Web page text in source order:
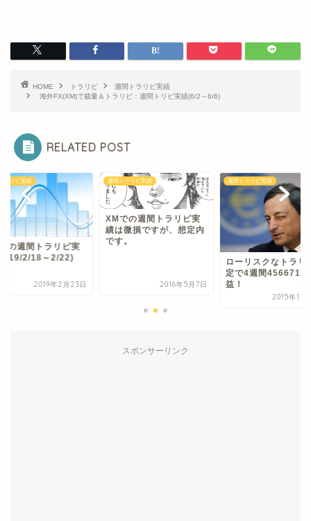
HOME トラリピ
週間トラリピ実績
海外FX(XM)で裁量＆トラリピ：週間トリピ実績(6/2～6/6)
RELATED POST
ラリピ実績
の週間トラリピ実
2/18～2/22)
2019年2月23日
週間トラリピ実績
XMでの週間トラリピ実
績は微損ですが、想定内
です。
2016年5月7日
週間トラリピ実績
ローリスクなトラリ
定で4週間456671円
益！
2015年11
スポンサーリンク